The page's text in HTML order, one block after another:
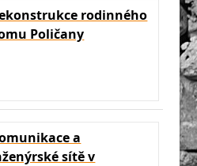
rodinného
Poličany
a
sítě v